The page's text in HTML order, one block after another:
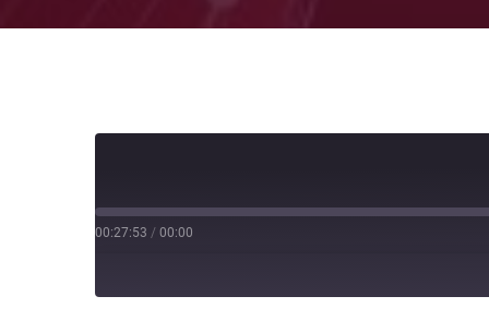
00:00
/
00:27:53